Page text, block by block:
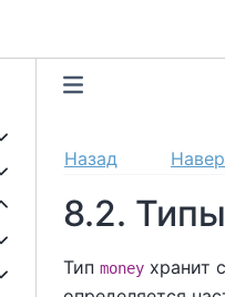
Назад
8.2.
Тип money хранит